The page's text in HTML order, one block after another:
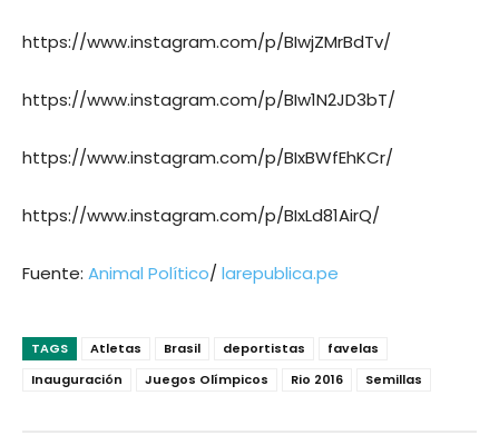
https://www.instagram.com/p/BIwjZMrBdTv/
https://www.instagram.com/p/BIw1N2JD3bT/
https://www.instagram.com/p/BIxBWfEhKCr/
https://www.instagram.com/p/BIxLd81AirQ/
Fuente: Animal Político/ larepublica.pe
TAGS Atletas Brasil deportistas
favelas
Inauguración
Juegos Olímpicos Rio 2016 Semillas